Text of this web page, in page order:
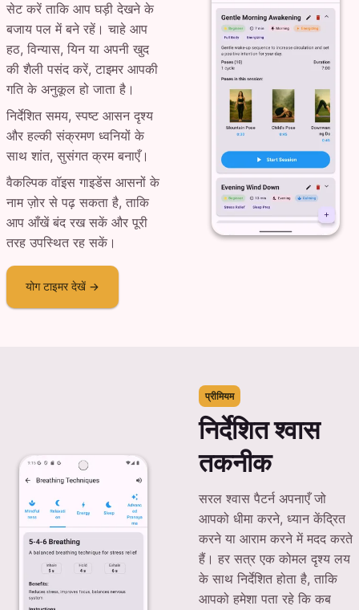
सेट करें ताकि आप घड़ी देखने के
बजाय पल में बने रहें। चाहे आप
हठ, विन्यास, यिन या अपनी खुद
की शैली पसंद करें, टाइमर आपकी
गति के अनुकूल हो जाता है।
निर्देशित समय, स्पष्ट आसन दृश्य
और हल्की संक्रमण ध्वनियों के
साथ शांत, सुसंगत क्रम बनाएँ।
वैकल्पिक वॉइस गाइडेंस आसनों के
नाम ज़ोर से पढ़ सकता है, ताकि
आप आँखें बंद रख सकें और पूरी
तरह उपस्थित रह सकें।
योग टाइमर देखें →
प्रीमियम
निर्देशित श्वास
तकनीक
सरल श्वास पैटर्न अपनाएँ जो
आपको धीमा करने, ध्यान केंद्रित
करने या आराम करने में मदद करते
हैं। हर सत्र एक कोमल दृश्य लय
के साथ निर्देशित होता है, ताकि
आपको हमेशा पता रहे कि कब